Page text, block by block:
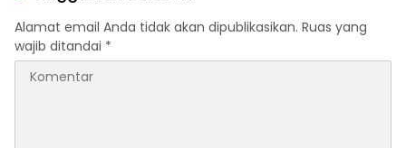
Alamat email Anda tidak akan dipublikasikan. Ruas yang
wajib ditandai *